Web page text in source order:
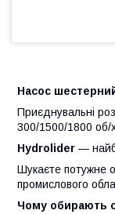
Насос шестерний
Приєднувальні
300/1500/1800 об/
Hydrolider —
Шукаєте потужне
промислового
Чому обирають